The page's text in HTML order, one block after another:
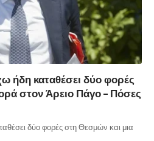
ήδη καταθέσει δύο φορές
στον Άρειο Πάγο – Πόσες
δύο φορές στη Θεσμών και μια